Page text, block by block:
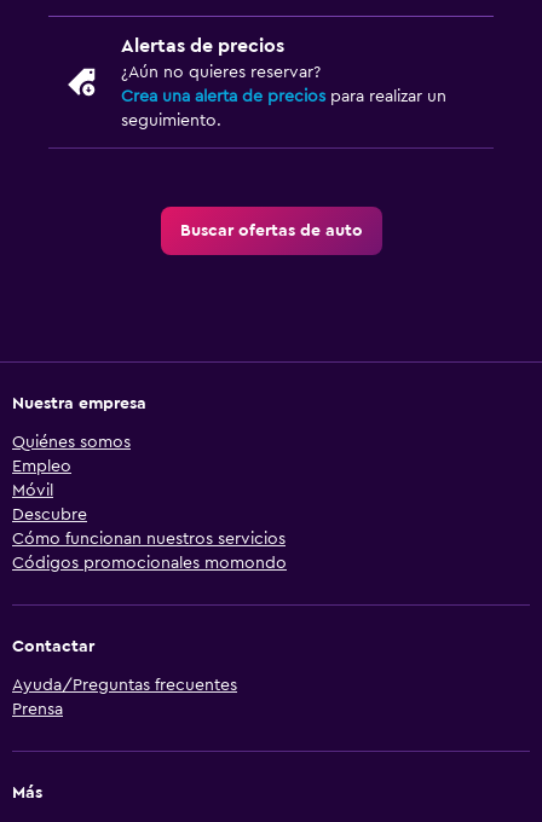
Alertas de precios
¿Aún no quieres reservar?
Crea una alerta de precios para realizar un
seguimiento.
Buscar ofertas de auto
Nuestra empresa
Quiénes somos
Empleo
Móvil
Descubre
Cómo funcionan nuestros servicios
Códigos promocionales momondo
Contactar
Ayuda/Preguntas frecuentes
Prensa
Más